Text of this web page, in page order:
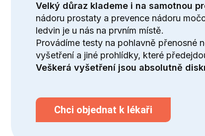
Velký důraz klademe i na samotnou
nádoru prostaty a prevence nádoru
ledvin je u nás na prvním místě.
Provádíme testy na pohlavně přenosné
vyšetření a jiné prohlídky, které
Veškerá vyšetření jsou absolutně
Chci objednat k lékaři